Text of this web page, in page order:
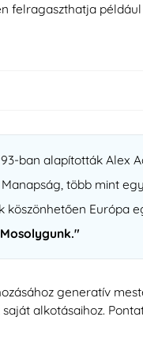
felragaszthatja
ban alapították Alex
több mint
köszönhetően Európa
generatív
alkotásaihoz.